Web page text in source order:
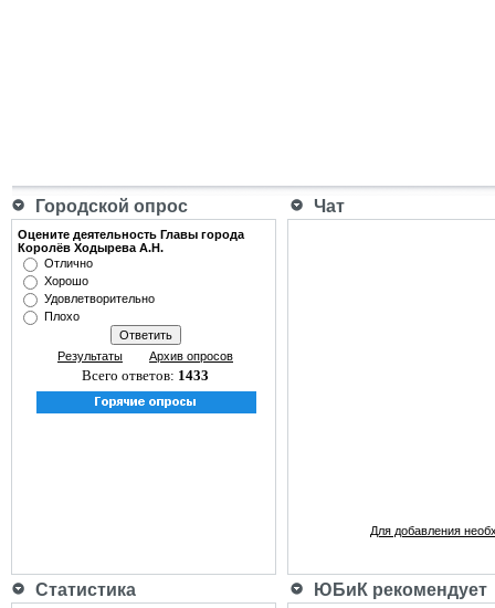
Городской опрос Чат
Оцените деятельность Главы города
Королёв Ходырева А.Н.
Отлично
Хорошо
Удовлетворительно
Плохо
Результаты Архив опросов
Всего ответов: 1433
Для добавления
Статистика ЮБиК рекомендует